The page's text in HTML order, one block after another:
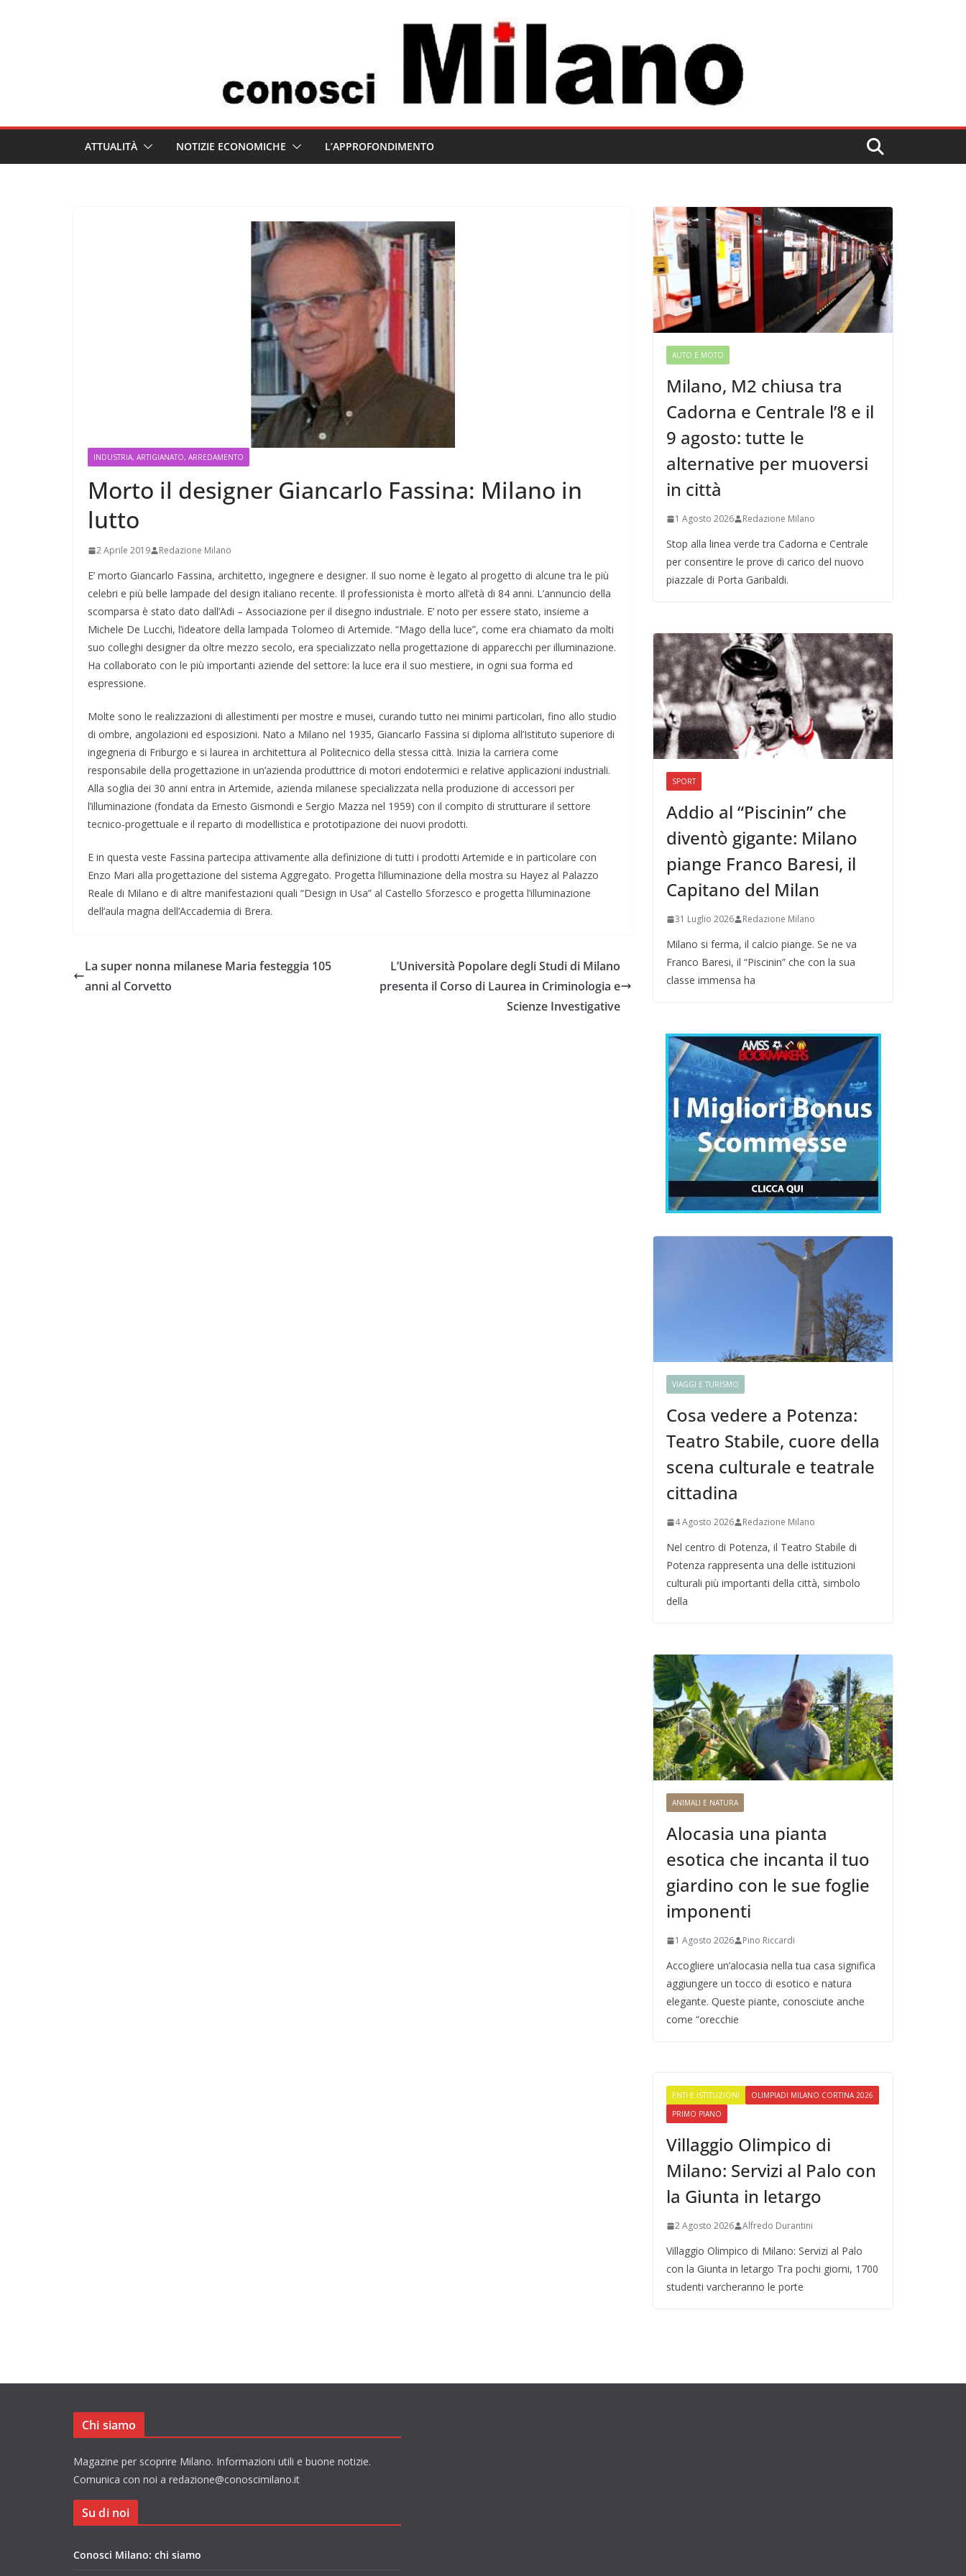
ATTUALITÀ NOTIZIE ECONOMICHE L’APPROFONDIMENTO
INDUSTRIA, ARTIGIANATO, ARREDAMENTO
Morto il designer Giancarlo Fassina: Milano in
lutto
2 Aprile 2019 Redazione Milano
E’ morto Giancarlo Fassina, architetto, ingegnere e designer. Il suo nome è legato al progetto di alcune tra le più
celebri e più belle lampade del design italiano recente. Il professionista è morto all’età di 84 anni. L’annuncio della
scomparsa è stato dato dall’Adi – Associazione per il disegno industriale. E’ noto per essere stato, insieme a
Michele De Lucchi, l’ideatore della lampada Tolomeo di Artemide. “Mago della luce”, come era chiamato da molti
suo colleghi designer da oltre mezzo secolo, era specializzato nella progettazione di apparecchi per illuminazione.
Ha collaborato con le più importanti aziende del settore: la luce era il suo mestiere, in ogni sua forma ed
espressione.
Molte sono le realizzazioni di allestimenti per mostre e musei, curando tutto nei minimi particolari, fino allo studio
di ombre, angolazioni ed esposizioni. Nato a Milano nel 1935, Giancarlo Fassina si diploma all’Istituto superiore di
ingegneria di Friburgo e si laurea in architettura al Politecnico della stessa città. Inizia la carriera come
responsabile della progettazione in un’azienda produttrice di motori endotermici e relative applicazioni industriali.
Alla soglia dei 30 anni entra in Artemide, azienda milanese specializzata nella produzione di accessori per
l’illuminazione (fondata da Ernesto Gismondi e Sergio Mazza nel 1959) con il compito di strutturare il settore
tecnico-progettuale e il reparto di modellistica e prototipazione dei nuovi prodotti.
E in questa veste Fassina partecipa attivamente alla definizione di tutti i prodotti Artemide e in particolare con
Enzo Mari alla progettazione del sistema Aggregato. Progetta l’illuminazione della mostra su Hayez al Palazzo
Reale di Milano e di altre manifestazioni quali “Design in Usa” al Castello Sforzesco e progetta l’illuminazione
dell’aula magna dell’Accademia di Brera.
La super nonna milanese Maria festeggia 105
anni al Corvetto
L’Università Popolare degli Studi di Milano
presenta il Corso di Laurea in Criminologia e
Scienze Investigative
AUTO E MOTO
Milano, M2 chiusa tra
Cadorna e Centrale l’8 e il
9 agosto: tutte le
alternative per muoversi
in città
1 Agosto 2026 Redazione Milano
Stop alla linea verde tra Cadorna e Centrale
per consentire le prove di carico del nuovo
piazzale di Porta Garibaldi.
SPORT
Addio al “Piscinin” che
diventò gigante: Milano
piange Franco Baresi, il
Capitano del Milan
31 Luglio 2026 Redazione Milano
Milano si ferma, il calcio piange. Se ne va
Franco Baresi, il “Piscinin” che con la sua
classe immensa ha
VIAGGI E TURISMO
Cosa vedere a Potenza:
Teatro Stabile, cuore della
scena culturale e teatrale
cittadina
4 Agosto 2026 Redazione Milano
Nel centro di Potenza, il Teatro Stabile di
Potenza rappresenta una delle istituzioni
culturali più importanti della città, simbolo
della
ANIMALI E NATURA
Alocasia una pianta
esotica che incanta il tuo
giardino con le sue foglie
imponenti
1 Agosto 2026 Pino Riccardi
Accogliere un’alocasia nella tua casa significa
aggiungere un tocco di esotico e natura
elegante. Queste piante, conosciute anche
come “orecchie
ENTI E ISTITUZIONI
OLIMPIADI MILANO CORTINA 2026
PRIMO PIANO
Villaggio Olimpico di
Milano: Servizi al Palo con
la Giunta in letargo
2 Agosto 2026 Alfredo Durantini
Villaggio Olimpico di Milano: Servizi al Palo
con la Giunta in letargo Tra pochi giorni, 1700
studenti varcheranno le porte
Chi siamo
Magazine per scoprire Milano. Informazioni utili e buone notizie.
Comunica con noi a redazione@conoscimilano.it
Su di noi
Conosci Milano: chi siamo